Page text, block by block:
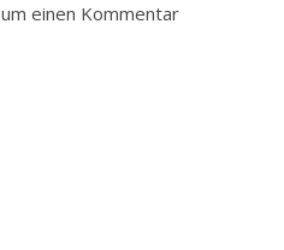
einen Kommentar